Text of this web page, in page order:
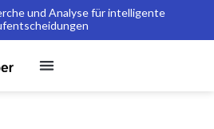
und Analyse für intelligente